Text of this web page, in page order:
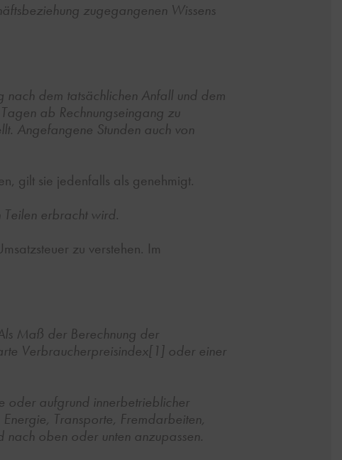
zugegangenen Wissens
dem tatsächlichen Anfall und dem
ab Rechnungseingang zu
Angefangene Stunden auch von
gilt sie jedenfalls als genehmigt.
Teilen erbracht wird.
zu verstehen. Im
Maß der Berechnung der
Verbraucherpreisindex[1]oder einer
oder aufgrund innerbetrieblicher
Transporte, Fremdarbeiten,
oben oder unten anzupassen.